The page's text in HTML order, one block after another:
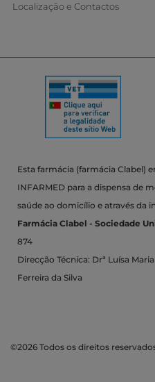
Localização e Contactos
Esta farmácia (farmácia Clabel)
INFARMED para a dispensa de
saúde ao domicílio e através da
Farmácia Clabel - Sociedade
874
Direcção Técnica: Drª Luísa
Ferreira da Silva
©2026 Todos os direitos